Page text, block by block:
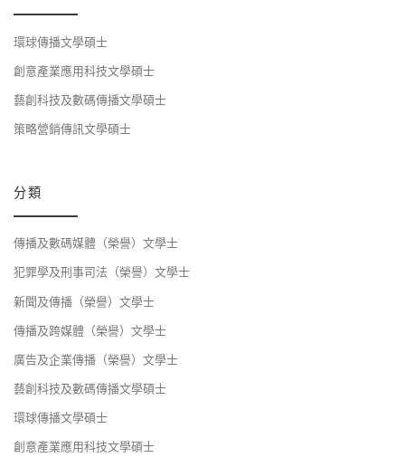
環球傳播文學碩士
創意產業應用科技文學碩士
藝創科技及數碼傳播文學碩士
策略營銷傳訊文學碩士
分類
傳播及數碼媒體（榮譽）文學士
犯罪學及刑事司法（榮譽）文學士
新聞及傳播（榮譽）文學士
傳播及跨媒體（榮譽）文學士
廣告及企業傳播（榮譽）文學士
藝創科技及數碼傳播文學碩士
環球傳播文學碩士
創意產業應用科技文學碩士